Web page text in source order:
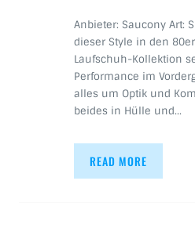
Anbieter: Saucony Art:
dieser Style in den
Laufschuh-Kollektion
Performance im
alles um Optik und
beides in Hülle und…
READ MORE